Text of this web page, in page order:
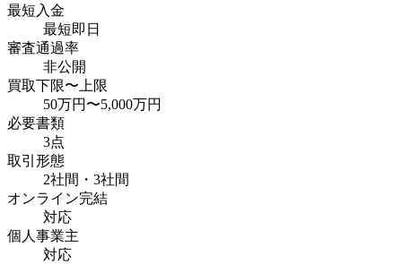
最短入金
最短即日
審査通過率
非公開
買取下限〜上限
50万円 〜5,000万円
必要書類
3点
取引形態
2社間・3社間
オンライン完結
対応
個人事業主
対応